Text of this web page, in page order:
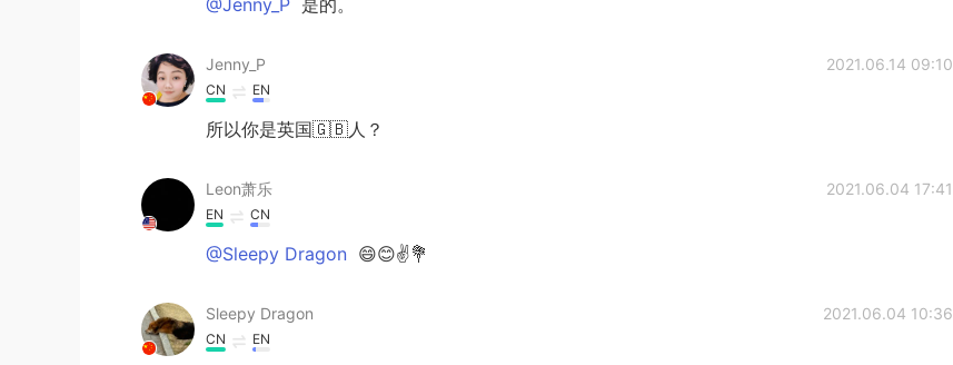
@Jenny_P 是的。
Jenny_P 2021.06.14 09:10
CN EN
所以你是英国🇬🇧人？
Leon萧乐 2021.06.04 17:41
EN CN
@Sleepy Dragon 😄😊✌💐
Sleepy Dragon 2021.06.04 10:36
CN EN